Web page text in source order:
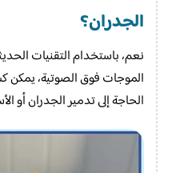
الجدران؟
نعم، باستخدام التقنيات
الموجات فوق الصوتية،
الحاجة إلى تدمير الجدران أو